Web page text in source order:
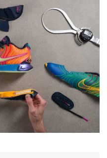
Estándar
Ninguno Ninguno
#11 Top 26% #18
#11 #14 Top 33%